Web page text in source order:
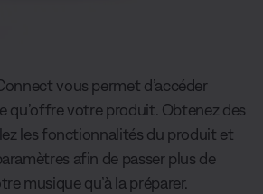
vous permet d’accéder
qu’offre votre produit. Obtenez des
les fonctionnalités du produit et
afin de passer plus de
musique qu’à la préparer.